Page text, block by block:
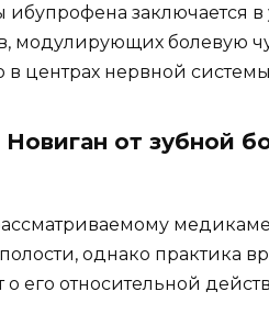
ибупрофена заключается
модулирующих болевую
центрах нервной
от зубной
однако практика
о его относительной